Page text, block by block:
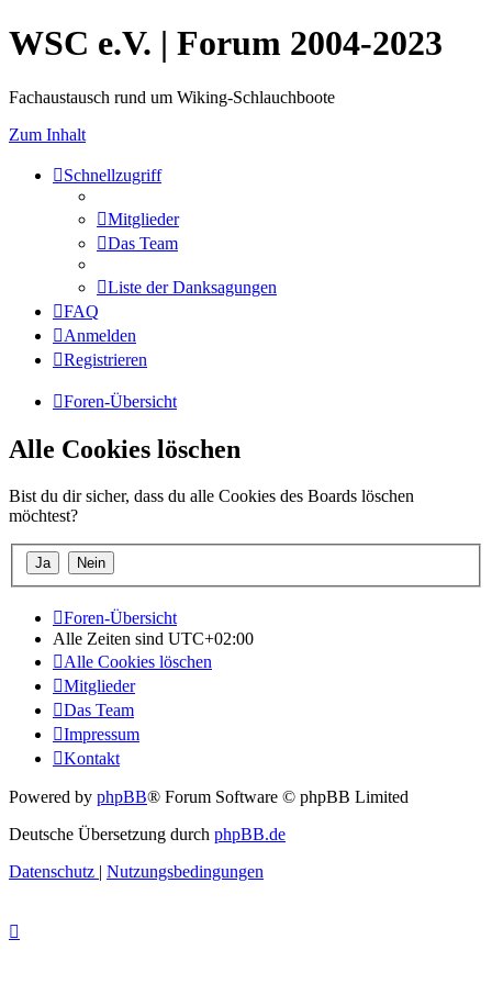
WSC e.V. | Forum 2004-2023
Fachaustausch rund um Wiking-Schlauchboote
Zum Inhalt
Schnellzugriff
Mitglieder
Das Team
Liste der Danksagungen
FAQ
Anmelden
Registrieren
Foren-Übersicht
Alle Cookies löschen
Bist du dir sicher, dass du alle Cookies des Boards löschen
möchtest?
Foren-Übersicht
Alle Zeiten sind UTC+02:00
Alle Cookies löschen
Mitglieder
Das Team
Impressum
Kontakt
Powered by phpBB® Forum Software © phpBB Limited
Deutsche Übersetzung durch phpBB.de
Datenschutz | Nutzungsbedingungen